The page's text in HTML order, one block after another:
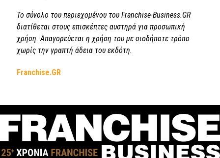
Το σύνολο του περιεχομένου του Franchise-Business.GR
διατίθεται στους επισκέπτες αυστηρά για προσωπική
χρήση. Απαγορεύεται η χρήση του με οιοδήποτε τρόπο
χωρίς την γραπτή άδεια του εκδότη.
Franchise.GR